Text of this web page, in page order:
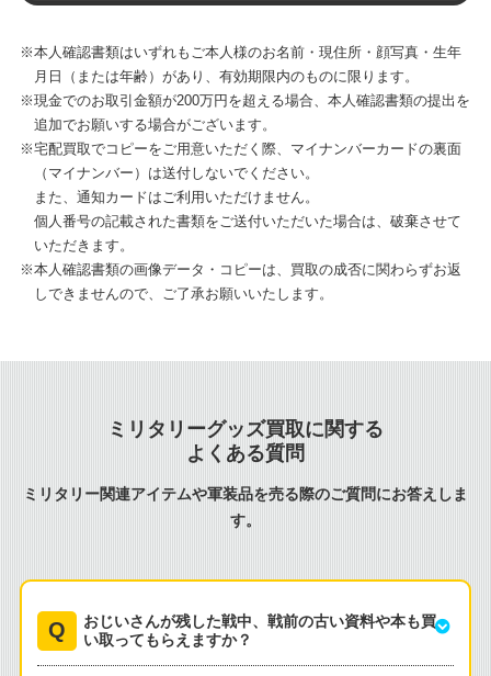
※本人確認書類はいずれもご本人様のお名前・現住所・顔写真・生年
月日（または年齢）があり、有効期限内のものに限ります。
※現金でのお取引金額が200万円を超える場合、本人確認書類の提出を
追加でお願いする場合がございます。
※宅配買取でコピーをご用意いただく際、マイナンバーカードの裏面
（マイナンバー）は送付しないでください。
また、通知カードはご利用いただけません。
個人番号の記載された書類をご送付いただいた場合は、破棄させて
いただきます。
※本人確認書類の画像データ・コピーは、買取の成否に関わらずお返
しできませんので、ご了承お願いいたします。
ミリタリーグッズ買取に関する
よくある質問
ミリタリー関連アイテムや軍装品を売る際のご質問にお答えしま
す。
おじいさんが残した戦中、戦前の古い資料や本も買
い取ってもらえますか？